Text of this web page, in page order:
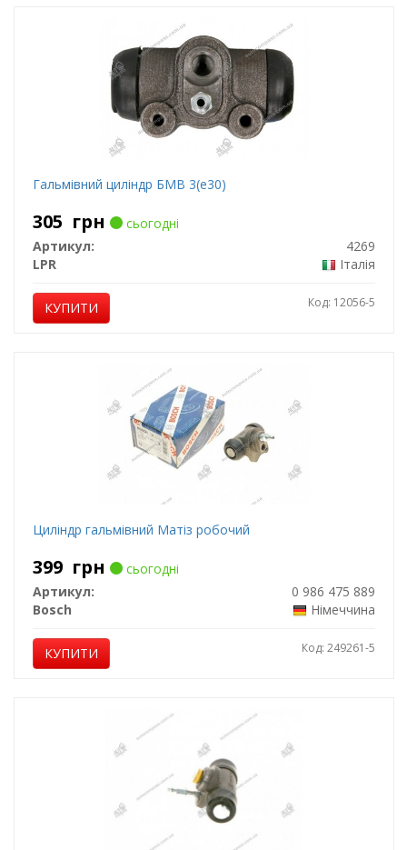
Гальмівний циліндр БМВ 3(е30)
305 грн
сьогодні
Артикул:
4269
LPR
Італія
КУПИТИ Код: 12056-5
Циліндр гальмівний Матіз робочий
399 грн
сьогодні
Артикул:
0 986 475 889
Bosch
Німеччина
КУПИТИ Код: 249261-5